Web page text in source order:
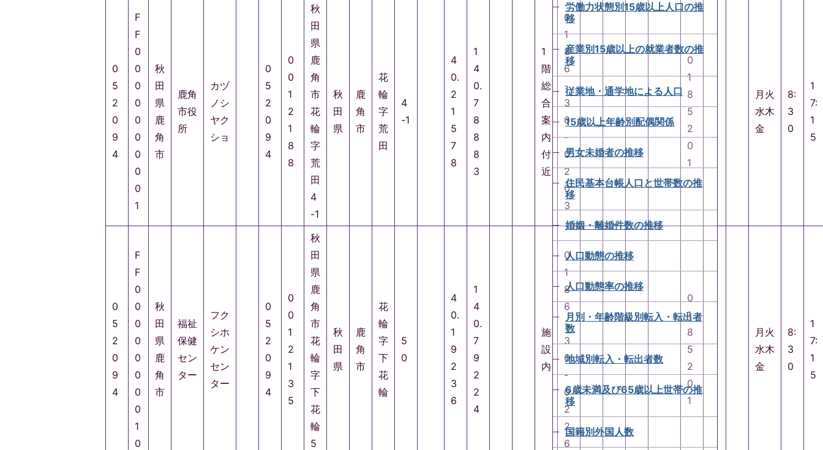
0
5
2
0
9
4
F
F
0
0
0
0
0
0
0
0
0
1
秋
田
県
鹿
角
市
鹿角
市役
所
カヅ
ノシ
ヤク
ショ
0
5
2
0
9
4
0
0
1
2
1
8
8
秋
田
県
鹿
角
市
花
輪
字
荒
田
4
-1
秋
田
県
鹿
角
市
花
輪
字
荒
田
4
-1
4
0.
2
1
5
7
8
1
4
0.
7
8
8
8
3
1
階
総
合
案
内
付
近
0
1
8
6
-
3
0
-
0
2
0
3
0
1
8
5
2
0
1
月火
水木
金
8:
3
0
1
7:
1
5
0
5
2
0
9
4
F
F
0
0
0
0
0
0
0
0
1
0
秋
田
県
鹿
角
市
福祉
保健
セン
ター
フク
シホ
ケン
セン
ター
0
5
2
0
9
4
0
0
1
2
1
3
5
秋
田
県
鹿
角
市
花
輪
字
下
花
輪
5
秋
田
県
鹿
角
市
花
輪
字
下
花
輪
5
0
4
0.
1
9
2
3
6
1
4
0.
7
9
2
2
4
施
設
内
0
1
8
6
-
3
0
-
0
2
2
6
0
1
8
5
2
0
1
月火
水木
金
8:
3
0
1
7:
1
5
労働力状態別15歳以上人口の推
移
産業別15歳以上の就業者数の推
移
従業地・通学地による人口
15歳以上年齢別配偶関係
男女未婚者の推移
住民基本台帳人口と世帯数の推
移
婚姻・離婚件数の推移
人口動態の推移
人口動態率の推移
月別・年齢階級別転入・転出者
数
地域別転入・転出者数
6歳未満及び65歳以上世帯の推
移
国籍別外国人数